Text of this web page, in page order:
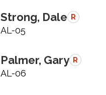
Strong, Dale R
AL-05
Palmer, Gary R
AL-06